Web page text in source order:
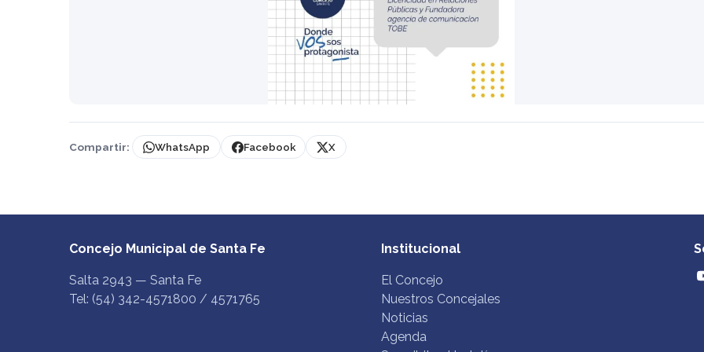
Compartir: WhatsApp Facebook X
Concejo Municipal de Santa Fe
Salta 2943 — Santa Fe
Tel: (54) 342-4571800 / 4571765
Institucional
El Concejo
Nuestros Concejales
Noticias
Agenda